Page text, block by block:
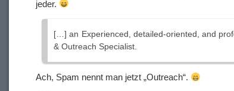
jeder.
[…] an Experienced, detailed-oriented, and
& Outreach Specialist.
Ach, Spam nennt man jetzt „Outreach“.